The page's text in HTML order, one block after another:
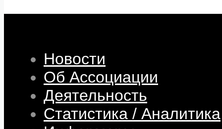
Новости
Об Ассоциации
Деятельность
Статистика / Аналитика